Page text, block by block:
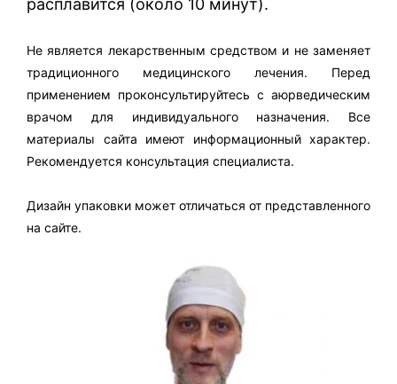
расплавится (около 10 минут).
Не является лекарственным средством и не заменяет
традиционного медицинского лечения. Перед
применением проконсультируйтесь с аюрведическим
врачом для индивидуального назначения. Все
материалы сайта имеют информационный характер.
Рекомендуется консультация специалиста.
Дизайн упаковки может отличаться от представленного
на сайте.